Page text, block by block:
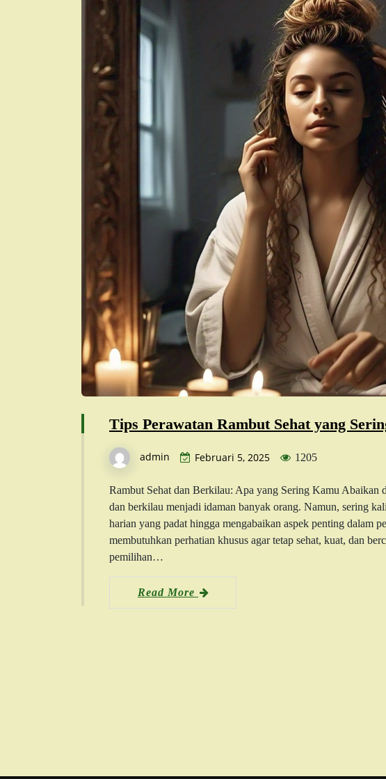
Tips Perawatan Rambut Sehat yang
admin Februari 5, 2025 1205
Rambut Sehat dan Berkilau: Apa yang Sering Kamu Abaikan
dan berkilau menjadi idaman banyak orang. Namun, sering
harian yang padat hingga mengabaikan aspek penting dalam
membutuhkan perhatian khusus agar tetap sehat, kuat, dan
pemilihan…
Read More